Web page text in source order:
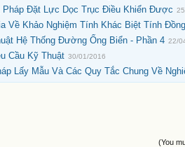
Pháp Đặt Lực Dọc Trục Điều Khiển Được
Về Khảo Nghiệm Tính Khác Biệt Tính
Hệ Thống Đường Ống Biển - Phần 4 22/
Cầu Kỹ Thuật 30/01/2016
Lấy Mẫu Và Các Quy Tắc Chung Về
(You